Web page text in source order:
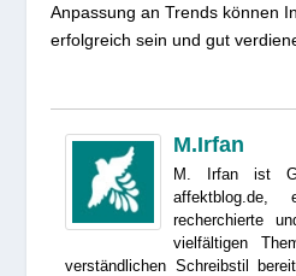
Anpassung an Trends können
erfolgreich sein und gut
M.Irfan
M. Irfan ist
recherchierte
vielfältigen
verständlichen Schreibstil